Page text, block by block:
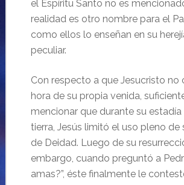
el Espíritu Santo no es
realidad es otro nombre para el
como ellos lo enseñan en su
peculiar.
Con respecto a que Jesucristo no
hora de su propia venida,
mencionar que durante su estadía
tierra, Jesús limitó el uso pleno de
de Deidad. Luego de su
embargo, cuando preguntó a
amas?”, éste finalmente le